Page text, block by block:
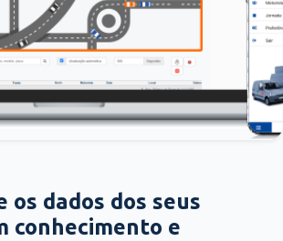
os dados dos seus
conhecimento e